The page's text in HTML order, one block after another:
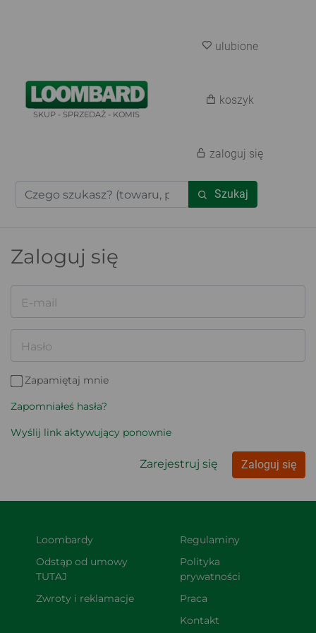
SKUP - SPRZEDAŻ - KOMIS
Szukaj
ulubione
koszyk
zaloguj się
Zaloguj się
E-mail
Hasło
Zapamiętaj mnie
Zapomniałeś hasła?
Wyślij link aktywujący ponownie
Zarejestruj się Zaloguj się
Loombardy
Odstąp od umowy
TUTAJ
Zwroty i reklamacje
Regulaminy
Polityka
prywatności
Praca
Kontakt